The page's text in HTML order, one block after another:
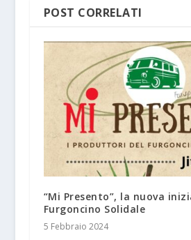
POST CORRELATI
“Mi Presento”, la nuova
Furgoncino Solidale
5 Febbraio 2024